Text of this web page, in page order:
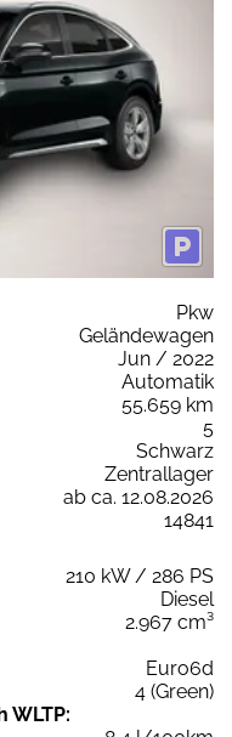
Pkw
Geländewagen
Jun / 2022
Automatik
55.659 km
5
Schwarz
Zentrallager
ab ca. 12.08.2026
14841
210 kW / 286 PS
Diesel
2.967 cm³
Euro6d
4 (Green)
WLTP: